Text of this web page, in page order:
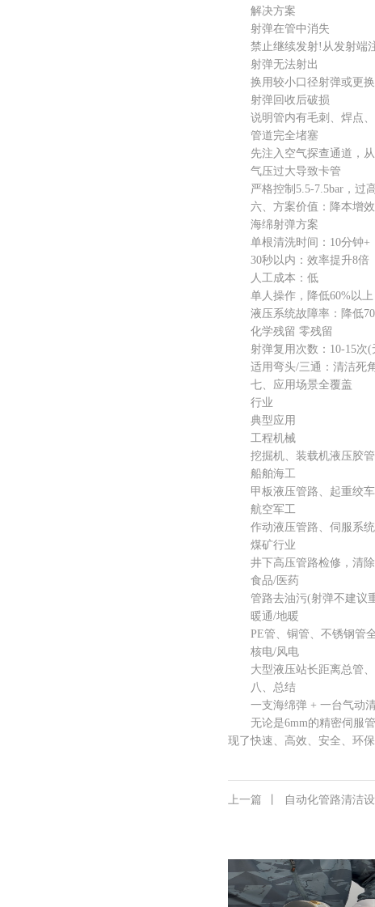
解决方案
射弹在管中消失
禁止继续发射!从发射端注
射弹无法射出
换用较小口径射弹或更换
射弹回收后破损
说明管内有毛刺、焊点、
管道完全堵塞
先注入空气探查通道，从
气压过大导致卡管
严格控制5.5-7.5bar，过
六、方案价值：降本增效
海绵射弹方案
单根清洗时间：10分钟+
30秒以内：效率提升8倍
人工成本：低
单人操作，降低60%以上
液压系统故障率：降低
化学残留 零残留
射弹复用次数：10-15次(
适用弯头/三通：清洁死角
七、应用场景全覆盖
行业
典型应用
工程机械
挖掘机、装载机液压胶管
船舶海工
甲板液压管路、起重绞车
航空军工
作动液压管路、伺服系统
煤矿行业
井下高压管路检修，清除
食品/医药
管路去油污(射弹不建议
暖通/地暖
PE管、铜管、不锈钢管
核电/风电
大型液压站长距离总管、
八、总结
一支海绵弹 + 一台气动清
无论是6mm的精密伺服管
现了快速、高效、安全、环
上一篇 自动化管路清洁